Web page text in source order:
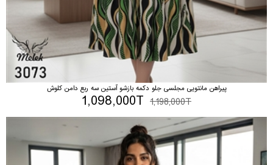
پیراهن مانتویی مجلسی جلو دکمه بازشو آستین سه ربع دامن کلوش
1,198,000T
1,098,000T